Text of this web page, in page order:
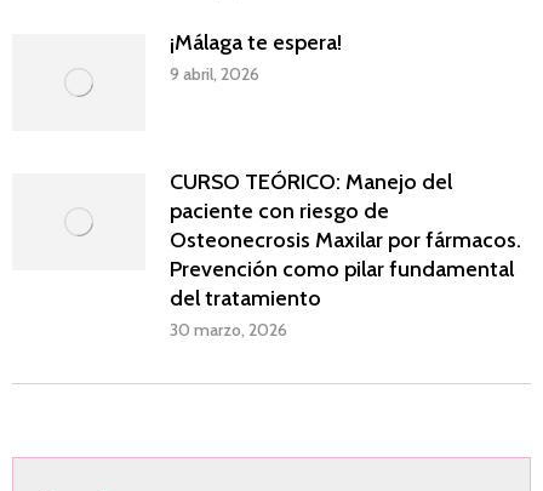
¡Málaga te espera!
9 abril, 2026
CURSO TEÓRICO: Manejo del
paciente con riesgo de
Osteonecrosis Maxilar por fármacos.
Prevención como pilar fundamental
del tratamiento
30 marzo, 2026